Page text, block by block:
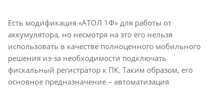
Есть модификация «АТОЛ 1Ф» для работы от
аккумулятора, но несмотря на это его нельзя
использовать в качестве полноценного мобильного
решения из-за необходимости подключать
фискальный регистратор к ПК. Таким образом, его
основное предназначение – автоматизация